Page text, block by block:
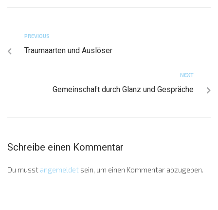
PREVIOUS
Traumaarten und Auslöser
NEXT
Gemeinschaft durch Glanz und Gespräche
Schreibe einen Kommentar
Du musst angemeldet sein, um einen Kommentar abzugeben.